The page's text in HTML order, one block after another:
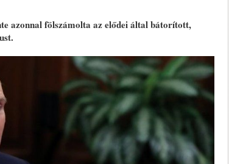
azonnal fölszámolta az elődei által bátorított,